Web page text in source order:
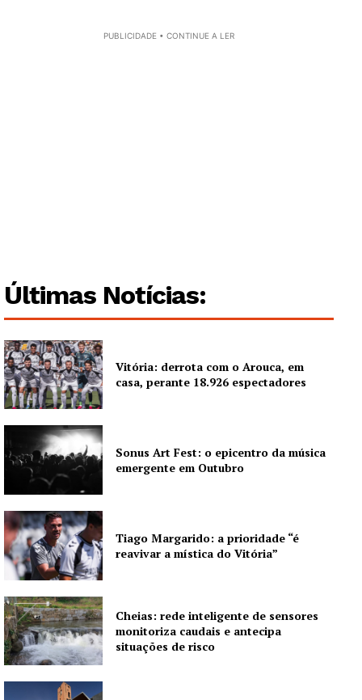
PUBLICIDADE • CONTINUE A LER
Últimas Notícias:
Vitória: derrota com o Arouca, em
casa, perante 18.926 espectadores
Sonus Art Fest: o epicentro da música
emergente em Outubro
Tiago Margarido: a prioridade “é
reavivar a mística do Vitória”
Cheias: rede inteligente de sensores
monitoriza caudais e antecipa
situações de risco